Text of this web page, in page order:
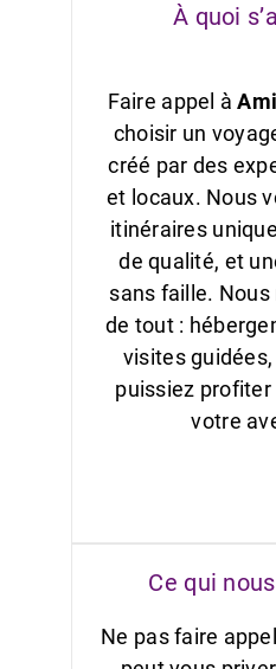
À quoi
Faire appel à
choisir un
créé par des
et locaux. Nous
itinéraires
de qualité, et
sans faille.
de tout :
visites
puissiez
votre
Ce qui
Ne pas faire